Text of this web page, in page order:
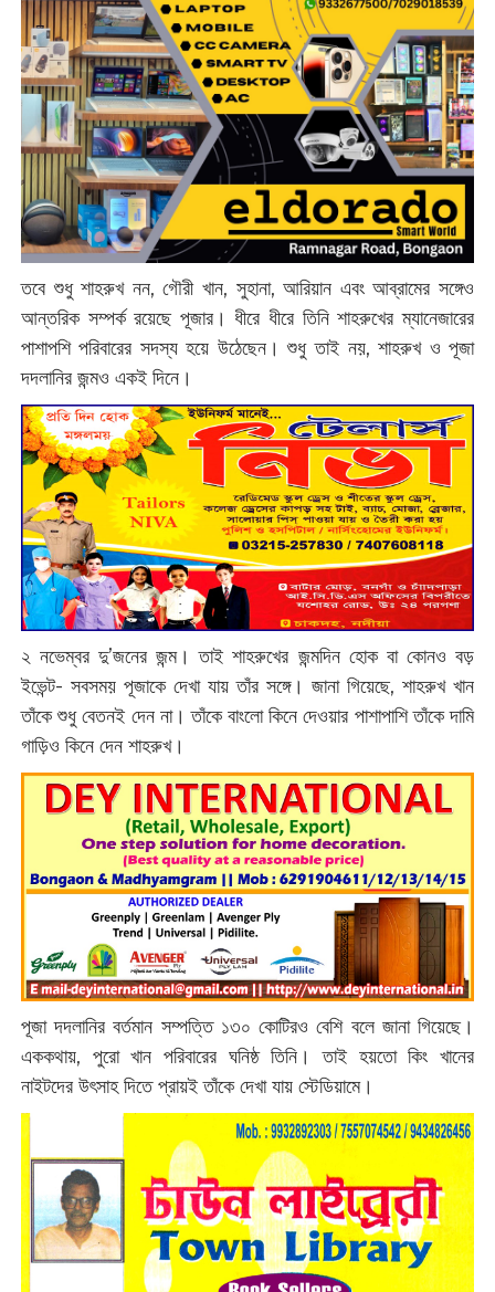
তবে শুধু শাহরুখ নন, গৌরী খান, সুহানা, আরিয়ান এবং আব্রামের সঙ্গেও
আন্তরিক সম্পর্ক রয়েছে পূজার। ধীরে ধীরে তিনি শাহরুখের ম্যানেজারের
পাশাপশি পরিবারের সদস্য হয়ে উঠেছেন। শুধু তাই নয়, শাহরুখ ও পূজা
দদলানির জন্মও একই দিনে।
২ নভেম্বর দু’জনের জন্ম। তাই শাহরুখের জন্মদিন হোক বা কোনও বড়
ইভেন্ট- সবসময় পূজাকে দেখা যায় তাঁর সঙ্গে। জানা গিয়েছে, শাহরুখ খান
তাঁকে শুধু বেতনই দেন না। তাঁকে বাংলো কিনে দেওয়ার পাশাপাশি তাঁকে দামি
গাড়িও কিনে দেন শাহরুখ।
পূজা দদলানির বর্তমান সম্পত্তি ১৩০ কোটিরও বেশি বলে জানা গিয়েছে।
এককথায়, পুরো খান পরিবারের ঘনিষ্ঠ তিনি। তাই হয়তো কিং খানের
নাইটদের উৎসাহ দিতে প্রায়ই তাঁকে দেখা যায় স্টেডিয়ামে।